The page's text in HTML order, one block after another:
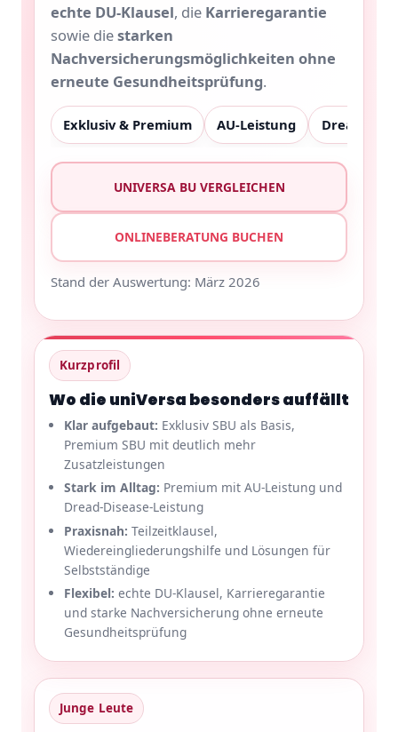
echte DU-Klausel, die Karrieregarantie
sowie diestarken
Nachversicherungsmöglichkeiten ohne
erneute Gesundheitsprüfung.
Exklusiv & Premium AU-Leistung Dread
UNIVERSA BU VERGLEICHEN
ONLINEBERATUNG BUCHEN
Stand der Auswertung: März 2026
Kurzprofil
Wo die uniVersa besonders auffällt
Klar aufgebaut: Exklusiv SBU als Basis,
Premium SBU mit deutlich mehr
Zusatzleistungen
Stark im Alltag: Premium mit AU-Leistung und
Dread-Disease-Leistung
Praxisnah: Teilzeitklausel,
Wiedereingliederungshilfe und Lösungen für
Selbstständige
Flexibel: echte DU-Klausel, Karrieregarantie
und starke Nachversicherung ohne erneute
Gesundheitsprüfung
Junge Leute